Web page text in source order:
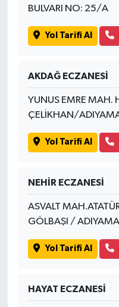
BULVARI NO: 25/A
Yol Tarifi Al
AKDAĞ ECZANESİ
YUNUS EMRE MAH.
ÇELİKHAN/
Yol Tarifi Al
NEHİR ECZANESİ
ASVALT
GÖLBAŞI /
Yol Tarifi Al
HAYAT ECZANESİ